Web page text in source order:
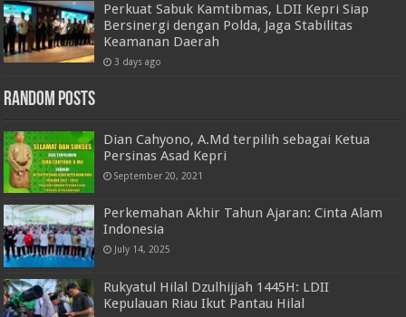
Perkuat Sabuk Kamtibmas, LDII Kepri Siap
Bersinergi dengan Polda, Jaga Stabilitas
Keamanan Daerah
3 days ago
Random Posts
Dian Cahyono, A.Md terpilih sebagai Ketua
Persinas Asad Kepri
September 20, 2021
Perkemahan Akhir Tahun Ajaran: Cinta Alam
Indonesia
July 14, 2025
Rukyatul Hilal Dzulhijjah 1445H: LDII
Kepulauan Riau Ikut Pantau Hilal